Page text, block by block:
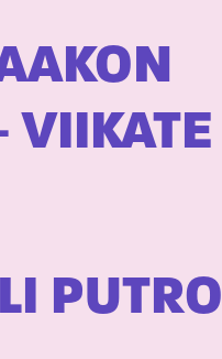
VIIKATE
PUTRO